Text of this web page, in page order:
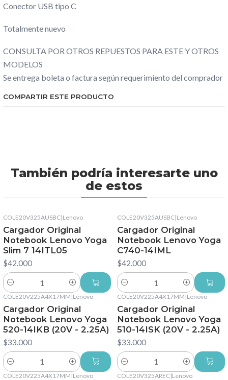
Conector USB tipo C
Totalmente nuevo
CONSULTA POR OTROS REPUESTOS PARA ESTE Y OTROS
MODELOS
Se entrega boleta o factura según requerimiento del comprador
COMPARTIR ESTE PRODUCTO
También podría interesarte uno
de estos
COLE20V325AUSBC|Lenovo
Cargador Original
Notebook Lenovo Yoga
Slim 7 14ITL05
$42.000
Cantidad
COLE20V325AUSBC|Lenovo
Cargador Original
Notebook Lenovo Yoga
C740-14IML
$42.000
Cantidad
COLE20V225A4X17MM |Lenovo
Cargador Original
Notebook Lenovo Yoga
520-14IKB (20V - 2.25A)
$33.000
Cantidad
COLE20V225A4X17MM |Lenovo
Cargador Original
Notebook Lenovo Yoga
510-14ISK (20V - 2.25A)
$33.000
Cantidad
COLE20V225A4X17MM |Lenovo COLE20V325AREC|Lenovo